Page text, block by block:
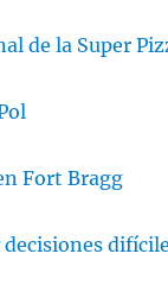
de la Super
Fort Bragg